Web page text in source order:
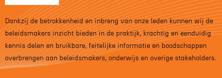
Dankzij de betrokkenheid en inbreng van onze leden kunnen wij de
beleidsmakers inzicht bieden in de praktijk, krachtig en eenduidig
kennis delen en bruikbare, feitelijke informatie en boodschappen
overbrengen aan beleidsmakers, onderwijs en overige stakeholders.